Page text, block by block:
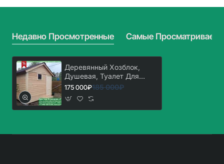
Дома
И
Недавно Просмотренные Самые
Деревянный Хозблок,
Душевая, Туалет Для
Дачи, Дома 2х3
175 000₽185 000₽